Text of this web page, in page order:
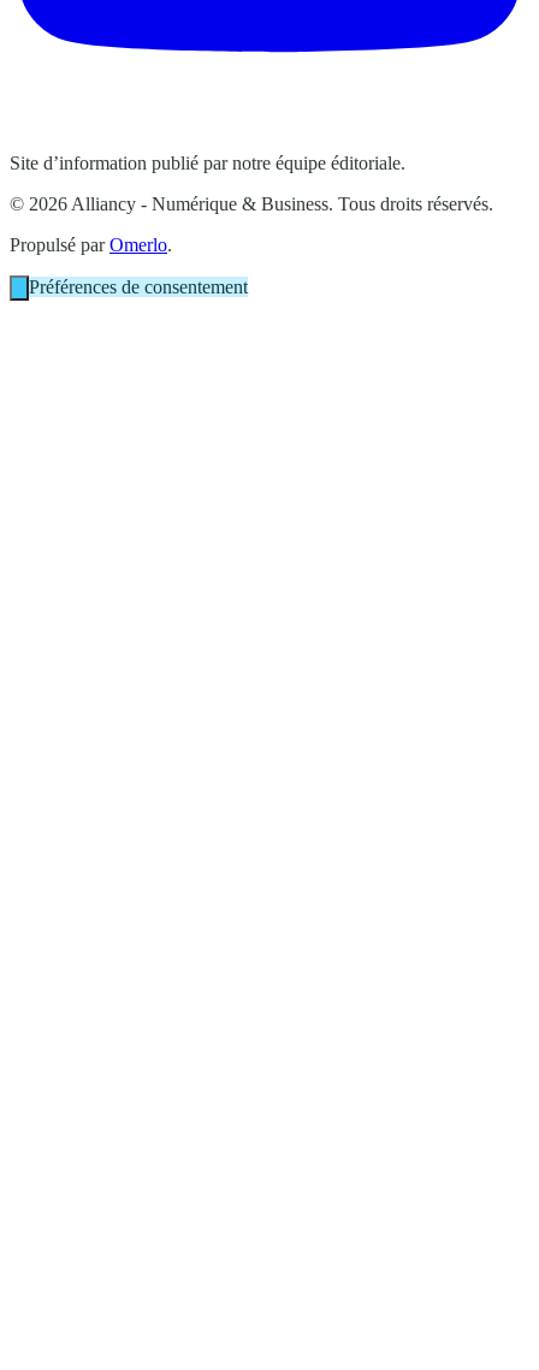
Site d’information publié par notre équipe éditoriale.
© 2026 Alliancy - Numérique & Business. Tous droits réservés.
Propulsé parOmerlo.
Préférences de consentement